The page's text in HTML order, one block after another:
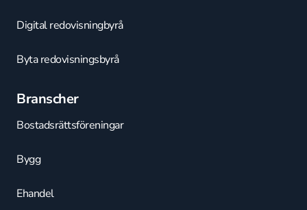
Digital redovisningbyrå
Byta redovisningsbyrå
Branscher
Bostadsrättsföreningar
Bygg
Ehandel